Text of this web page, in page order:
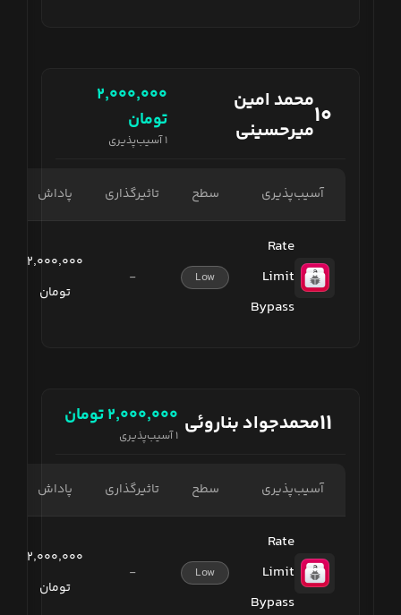
۱۰محمد امین
میرحسینی
۲٬۰۰۰٬۰۰۰
تومان
۱آسیب‌پذیری
آسیب‌پذیری سطح تاثیرگذاری پاداش
Rate
Limit
Bypass
Low
-
۲٬۰۰۰٬۰۰۰
تومان
۱۱محمدجواد بناروئی ۲٬۰۰۰٬۰۰۰تومان
۱آسیب‌پذیری
آسیب‌پذیری سطح تاثیرگذاری پاداش
Rate
Limit
Bypass
Low
-
۲٬۰۰۰٬۰۰۰
تومان